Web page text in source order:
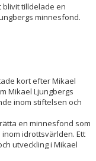
blivit tilldelade en
minnesfond.
kort efter Mikael
Mikael Ljungbergs
inom stiftelsen och
en minnesfond som
idrottsvärlden. Ett
utveckling i Mikael